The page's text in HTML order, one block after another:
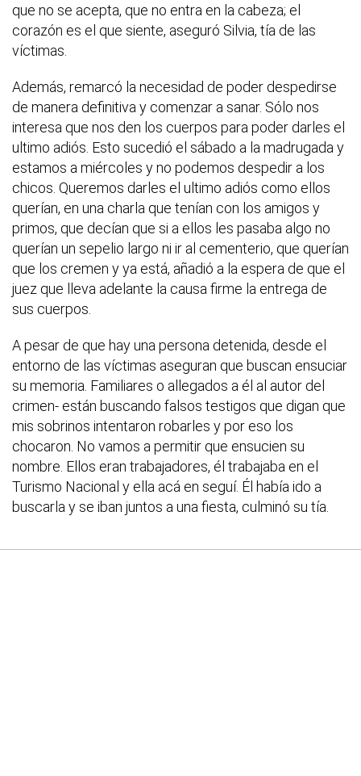
que no se acepta, que no entra en la cabeza; el
corazón es el que siente, aseguró Silvia, tía de las
víctimas.
Además, remarcó la necesidad de poder despedirse
de manera definitiva y comenzar a sanar. Sólo nos
interesa que nos den los cuerpos para poder darles el
ultimo adiós. Esto sucedió el sábado a la madrugada y
estamos a miércoles y no podemos despedir a los
chicos. Queremos darles el ultimo adiós como ellos
querían, en una charla que tenían con los amigos y
primos, que decían que si a ellos les pasaba algo no
querían un sepelio largo ni ir al cementerio, que querían
que los cremen y ya está, añadió a la espera de que el
juez que lleva adelante la causa firme la entrega de
sus cuerpos.
A pesar de que hay una persona detenida, desde el
entorno de las víctimas aseguran que buscan ensuciar
su memoria. Familiares o allegados a él al autor del
crimen- están buscando falsos testigos que digan que
mis sobrinos intentaron robarles y por eso los
chocaron. No vamos a permitir que ensucien su
nombre. Ellos eran trabajadores, él trabajaba en el
Turismo Nacional y ella acá en seguí. Él había ido a
buscarla y se iban juntos a una fiesta, culminó su tía.